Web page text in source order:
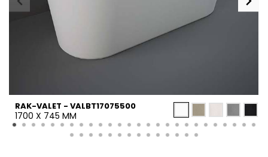
RAK-VALET - VALBT17075500
1700 X 745 MM